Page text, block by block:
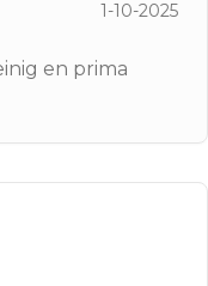
1-10-2025
en prima